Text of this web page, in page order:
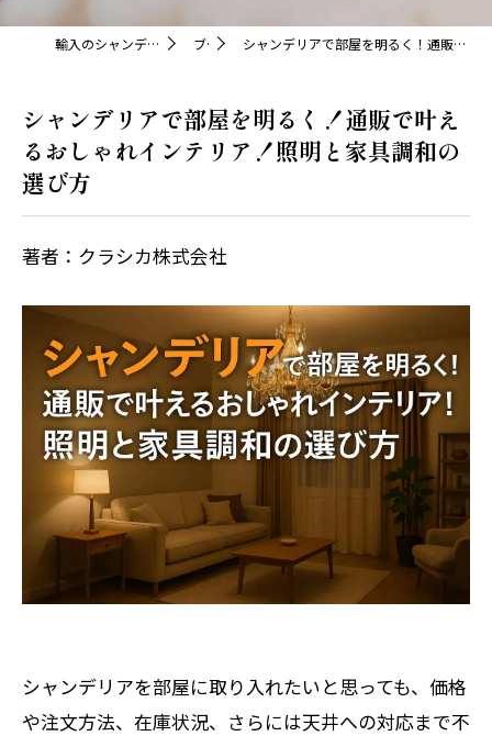
輸入のシャンデリアならクラシカ株式会社 ブログ シャンデリアで部屋を明るく！通販で叶えるおしゃれインテリア！照明と家具調和の選び方
シャンデリアで部屋を明るく！通販で叶え
るおしゃれインテリア！照明と家具調和の
選び方
著者：クラシカ株式会社
シャンデリアを部屋に取り入れたいと思っても、価格
や注文方法、在庫状況、さらには天井への対応まで不